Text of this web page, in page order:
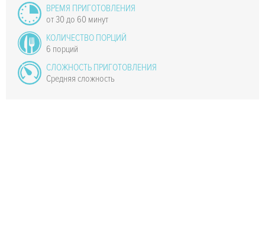
ВРЕМЯ ПРИГОТОВЛЕНИЯ
от 30 до 60 минут
КОЛИЧЕСТВО ПОРЦИЙ
6 порций
СЛОЖНОСТЬ ПРИГОТОВЛЕНИЯ
Средняя сложность